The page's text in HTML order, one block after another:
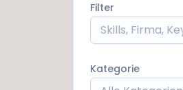
Filter
Kategorie